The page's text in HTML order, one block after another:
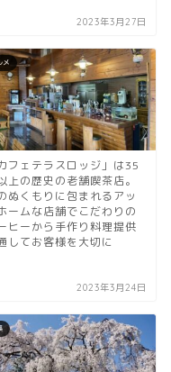
2023年3月27日
メ
フェテラスロッジ」は35
上の歴史の老舗喫茶店。
ぬくもりに包まれるアッ
ームな店舗でこだわりの
ヒーから手作り料理提供
してお客様を大切に
2023年3月24日